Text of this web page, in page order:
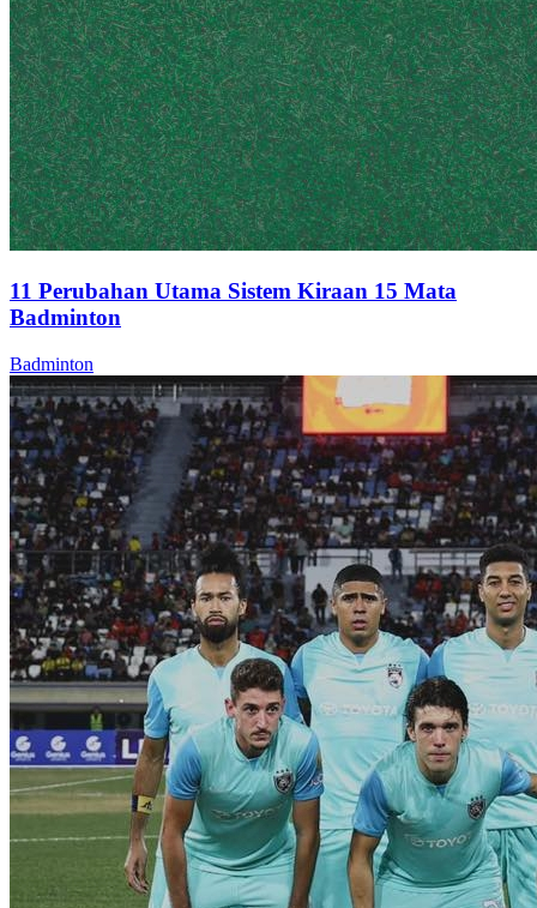
11 Perubahan Utama Sistem Kiraan 15 Mata
Badminton
Badminton